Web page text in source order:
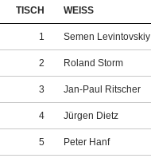
TISCH WEISS
1 Semen Levintovskiy
2 Roland Storm
3 Jan-Paul Ritscher
4 Jürgen Dietz
5 Peter Hanf